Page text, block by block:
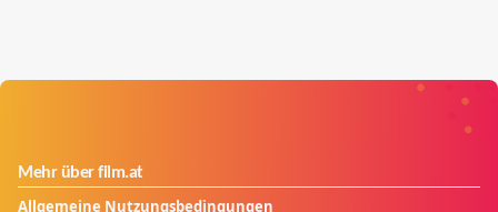
Mehr über film.at
Allgemeine Nutzungsbedingungen